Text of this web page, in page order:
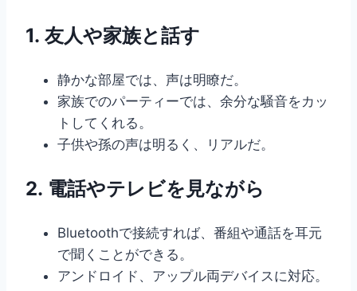
1. 友人や家族と話す
静かな部屋では、声は明瞭だ。
家族でのパーティーでは、余分な騒音をカッ
トしてくれる。
子供や孫の声は明るく、リアルだ。
2. 電話やテレビを見ながら
Bluetoothで接続すれば、番組や通話を耳元
で聞くことができる。
アンドロイド、アップル両デバイスに対応。